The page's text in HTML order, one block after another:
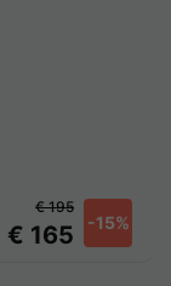
€ 165 -15%
€ 195